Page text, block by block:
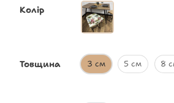
Колір
Товщина 3 см 5 см 8